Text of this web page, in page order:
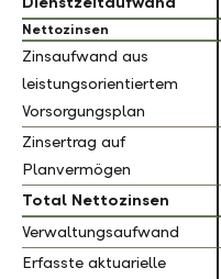
Nettozinsen
Zinsaufwand aus
leistungsorientiertem
Vorsorgungsplan
Zinsertrag auf
Planvermögen
Total Nettozinsen
Verwaltungsaufwand
Erfasste aktuarielle
Nettozinsen
Zinsaufwand aus
leistungsorientiertem
Vorsorgungsplan
Zinsertrag auf
Planvermögen
Total Nettozinsen
Verwaltungsaufwand
Erfasste aktuarielle